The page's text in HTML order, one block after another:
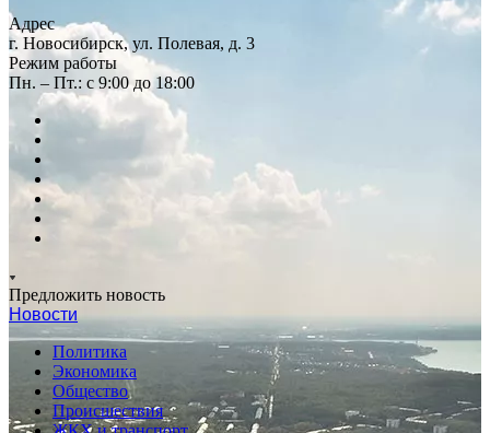
Адрес
г. Новосибирск, ул. Полевая, д. 3
Режим работы
Пн. – Пт.: с 9:00 до 18:00
Предложить новость
Новости
Политика
Экономика
Общество
Происшествия